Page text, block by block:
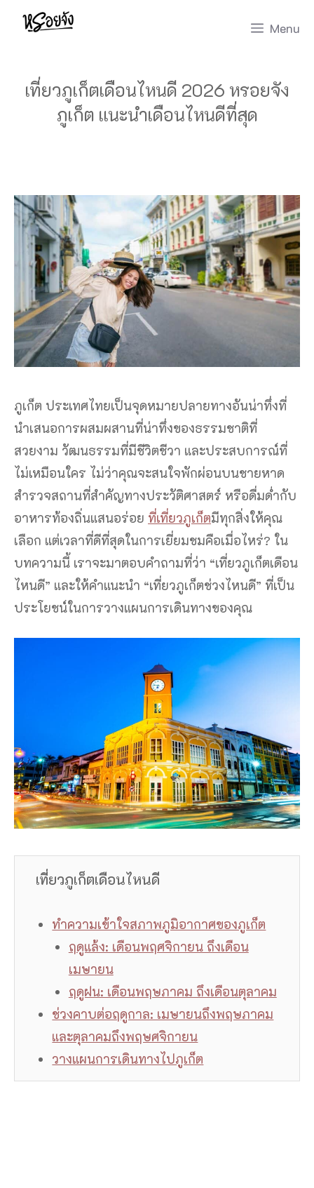
Skip
Menu
เที่ยวภูเก็ตเดือนไหนดี 2026 หรอยจัง
ภูเก็ต แนะนำเดือนไหนดีที่สุด
ภูเก็ต ประเทศไทยเป็นจุดหมายปลายทางอันน่าทึ่งที่
นำเสนอการผสมผสานที่น่าทึ่งของธรรมชาติที่
สวยงาม วัฒนธรรมที่มีชีวิตชีวา และประสบการณ์ที่
ไม่เหมือนใคร ไม่ว่าคุณจะสนใจพักผ่อนบนชายหาด
สำรวจสถานที่สำคัญทางประวัติศาสตร์ หรือดื่มด่ำกับ
อาหารท้องถิ่นแสนอร่อย ที่เที่ยวภูเก็ตมีทุกสิ่งให้คุณ
เลือก แต่เวลาที่ดีที่สุดในการเยี่ยมชมคือเมื่อไหร่? ใน
บทความนี้ เราจะมาตอบคำถามที่ว่า “เที่ยวภูเก็ตเดือน
ไหนดี” และให้คำแนะนำ “เที่ยวภูเก็ตช่วงไหนดี” ที่เป็น
ประโยชน์ในการวางแผนการเดินทางของคุณ
เที่ยวภูเก็ตเดือนไหนดี
ทำความเข้าใจสภาพภูมิอากาศของภูเก็ต
ฤดูแล้ง: เดือนพฤศจิกายน ถึงเดือน
เมษายน
ฤดูฝน: เดือนพฤษภาคม ถึงเดือนตุลาคม
ช่วงคาบต่อฤดูกาล: เมษายนถึงพฤษภาคม
และตุลาคมถึงพฤษศจิกายน
วางแผนการเดินทางไปภูเก็ต